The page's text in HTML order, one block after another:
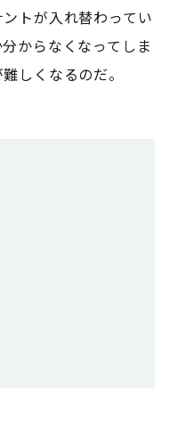
トが入れ替わってい
からなくなってしま
しくなるのだ。
ておくことだ。
ったように明記する
返す」ではなく、ど
ントと良好な関係を